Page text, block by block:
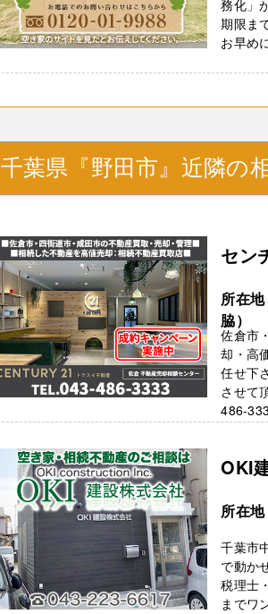
務化」
期限ま
お早め
千葉県『野田市』近隣の
セン
所在
脇）
佐倉市
却・高
任せ下
させて
486-
OKI
所在
千葉市
で動か
税理士
までワ